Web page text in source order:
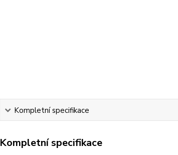
Kompletní specifikace
Kompletní specifikace